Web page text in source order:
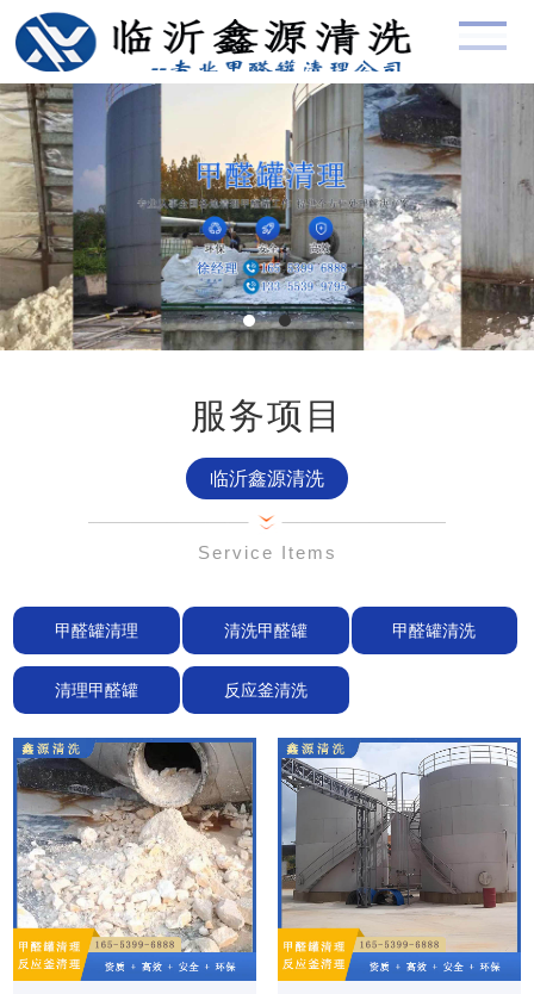
服务项目
临沂鑫源清洗
Service Items
甲醛罐清理 清洗甲醛罐 甲醛罐清洗
清理甲醛罐 反应釜清洗